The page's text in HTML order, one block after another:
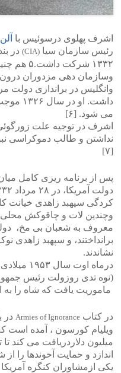
اشرف پهلوی درسوئیس با
رئیس سازمان سیا (CIA)
در
۱۳۳۲
وسازمان دهی مزدوران درون
وانگلیس در براندازی
داشت.
می شود. [۶]
اشرف در توجیه علت
نداشتن و طالب دموکراسی
[۷]
پس از برنامه ریزی کامل
کردگی سپهبد زاهدی خیانت
وچندین لات و چاقوکش
معروف به شعبان بی مخ،
برانداختند، و سپهبد زاهدی
نشاندند.
ماموریت یافت که شاه را به
در کتاب Armies of Ignorance در
ویلیام کورسون ، آمده
میلیون دلاردریافت می کند
اندازد و حمایت آخوندها را
یکی ازمشاوران کنگره